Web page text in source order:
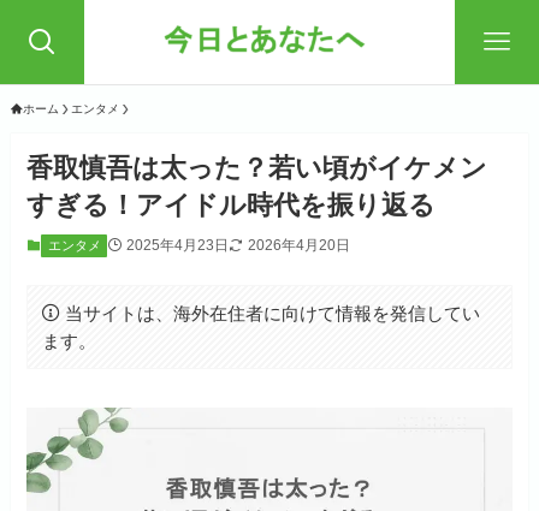
ホーム エンタメ
香取慎吾は太った？若い頃がイケメン
すぎる！アイドル時代を振り返る
エンタメ 2025年4月23日 2026年4月20日
当サイトは、海外在住者に向けて情報を発信してい
ます。